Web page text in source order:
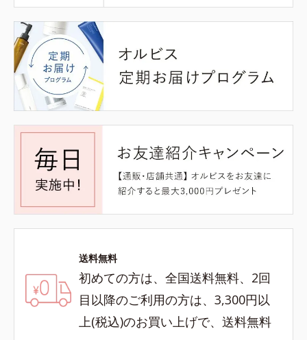
送料無料
初めての方は、全国送料無料、2回
目以降のご利用の方は、3,300円以
上(税込)のお買い上げで、送料無料